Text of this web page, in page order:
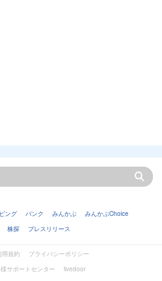
ング バンク みんかぶ
みんかぶChoice
株探 プレスリリース
用規約
プライバシーポリシー
サポートセンター
livedoor